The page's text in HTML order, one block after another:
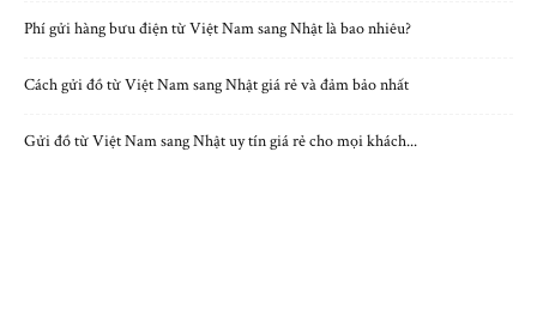
Phí gửi hàng bưu điện từ Việt Nam sang Nhật là bao nhiêu?
Cách gửi đồ từ Việt Nam sang Nhật giá rẻ và đảm bảo nhất
Gửi đồ từ Việt Nam sang Nhật uy tín giá rẻ cho mọi khách...